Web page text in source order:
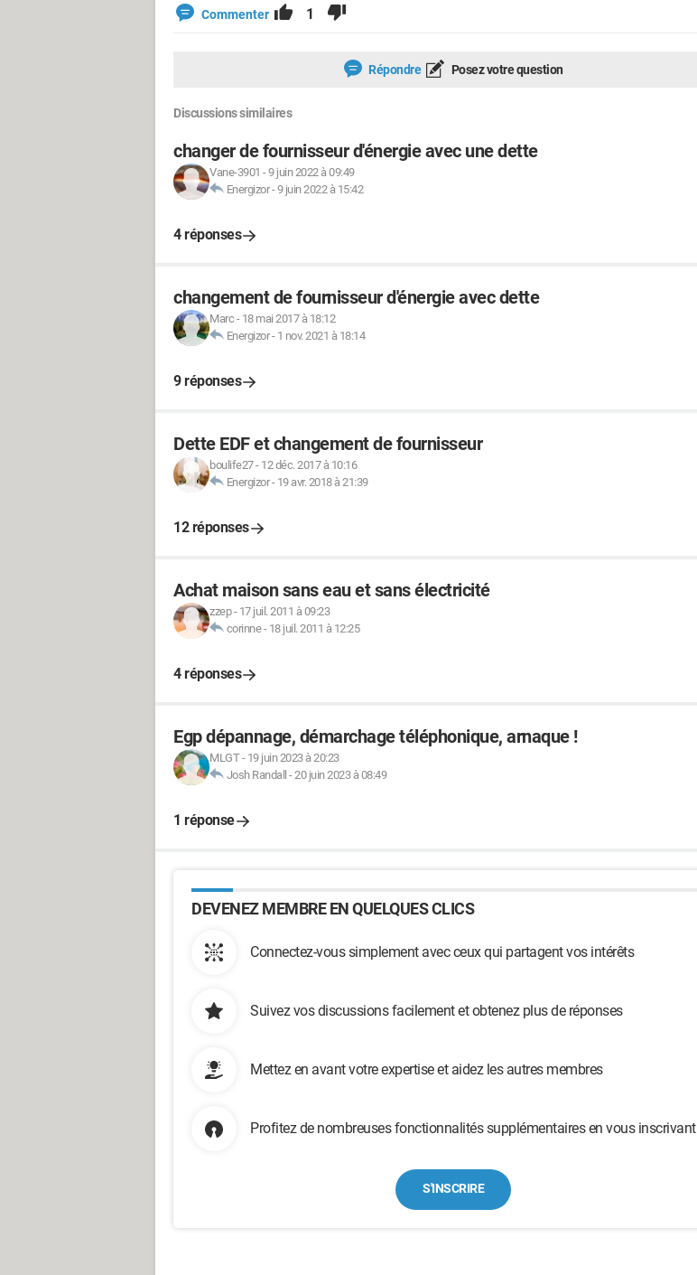
Commenter 1
Répondre Posez votre question
Discussions similaires
changer de fournisseur d'énergie avec une dette
Vane-3901 -9 juin 2022 à 09:49
Energizor-9 juin 2022 à 15:42
4 réponses
changement de fournisseur d'énergie avec dette
Marc - 18 mai 2017 à 18:12
Energizor- 1 nov. 2021 à 18:14
9 réponses
Dette EDF et changement de fournisseur
boulife27- 12 déc. 2017 à 10:16
Energizor- 19 avr. 2018 à 21:39
12 réponses
Achat maison sans eau et sans électricité
zzep- 17 juil. 2011 à 09:23
corinne- 18 juil. 2011 à 12:25
4 réponses
Egp dépannage, démarchage téléphonique, arnaque !
MLGT- 19 juin 2023 à 20:23
Josh Randall -20 juin 2023 à 08:49
1 réponse
DEVENEZ MEMBRE EN QUELQUES CLICS
Connectez-vous simplement avec ceux qui partagent vos intérêts
Suivez vos discussions facilement et obtenez plus de réponses
Mettez en avant votre expertise et aidez les autres membres
Profitez de nombreuses fonctionnalités supplémentaires en vous inscrivant
S'INSCRIRE